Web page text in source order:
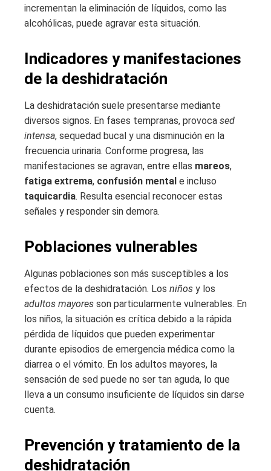
incrementan la eliminación de líquidos, como las
alcohólicas, puede agravar esta situación.
Indicadores y manifestaciones
de la deshidratación
La deshidratación suele presentarse mediante
diversos signos. En fases tempranas, provoca sed
intensa, sequedad bucal y una disminución en la
frecuencia urinaria. Conforme progresa, las
manifestaciones se agravan, entre ellas mareos,
fatiga extrema, confusión mental e incluso
taquicardia. Resulta esencial reconocer estas
señales y responder sin demora.
Poblaciones vulnerables
Algunas poblaciones son más susceptibles a los
efectos de la deshidratación. Los niños y los
adultos mayores son particularmente vulnerables. En
los niños, la situación es crítica debido a la rápida
pérdida de líquidos que pueden experimentar
durante episodios de emergencia médica como la
diarrea o el vómito. En los adultos mayores, la
sensación de sed puede no ser tan aguda, lo que
lleva a un consumo insuficiente de líquidos sin darse
cuenta.
Prevención y tratamiento de la
deshidratación